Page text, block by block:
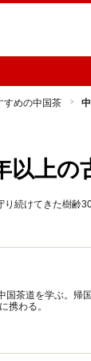
すめの中国茶
以上の
続けてきた樹齢
茶道を学ぶ。帰
携わる。